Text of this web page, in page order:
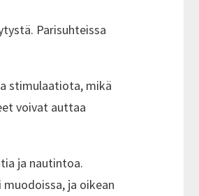
Parisuhteissa
stimulaatiota, mikä
voivat auttaa
ja nautintoa.
ja oikean